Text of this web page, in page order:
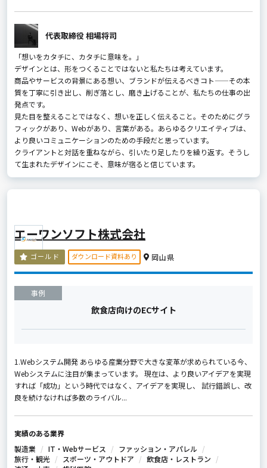
代表取締役 相場将司
「想いをカタチに、カタチに意味を。」
デザインとは、形をつくることではないと私たちは考えています。
商品やサービスの背景にある想い、ブランドが伝えるべきコト——その本
質を丁寧に引き出し、削ぎ落とし、磨き上げることが、私たちの仕事の出
発点です。
見た目を整えることではなく、想いを正しく伝えること。そのためにグラ
フィックがあり、Webがあり、言葉がある。あらゆるクリエイティブは、
より良いコミュニケーションのための手段だと思っています。
クライアントと対話を重ねながら、引いたり足したりを繰り返す。そうし
て生まれたデザインにこそ、意味が宿ると信じています。
エーワンソフト株式会社
ゴールド ダウンロード資料あり 岡山県
事例
飲食店向けのECサイト
1.Webシステム開発 あらゆる産業分野で大きな変革が求められている今、
Webシステムに注目が集まっています。 現在は、より良いアイデアを実現
すれば「成功」という時代ではなく、アイデアを実現し、 試行錯誤し、改
良を続けなければ多数のライバル...
実績のある業界
製造業
IT・Webサービス
ファッション・アパレル
旅行・観光
スポーツ・アウトドア
飲食店・レストラン